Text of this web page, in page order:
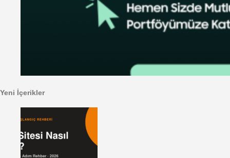
Yeni İçerikler